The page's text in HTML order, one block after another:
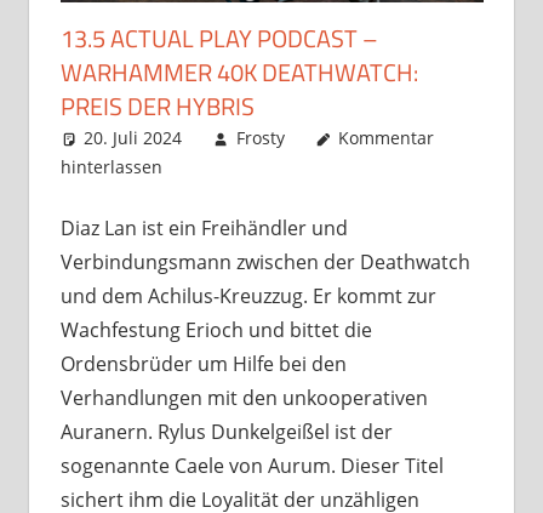
13.5 ACTUAL PLAY PODCAST –
WARHAMMER 40K DEATHWATCH:
PREIS DER HYBRIS
20. Juli 2024 Frosty
Kommentar
hinterlassen
Diaz Lan ist ein Freihändler und
Verbindungsmann zwischen der Deathwatch
und dem Achilus-Kreuzzug. Er kommt zur
Wachfestung Erioch und bittet die
Ordensbrüder um Hilfe bei den
Verhandlungen mit den unkooperativen
Auranern. Rylus Dunkelgeißel ist der
sogenannte Caele von Aurum. Dieser Titel
sichert ihm die Loyalität der unzähligen